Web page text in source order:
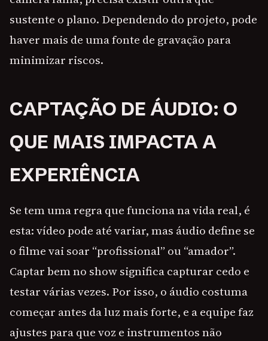
sustente o plano. Dependendo do projeto, pode
haver mais de uma fonte de gravação para
minimizar riscos.
CAPTAÇÃO DE ÁUDIO: O
QUE MAIS IMPACTA A
EXPERIÊNCIA
Se tem uma regra que funciona na vida real, é
esta: vídeo pode até variar, mas áudio define se
o filme vai soar “profissional” ou “amador”.
Captar bem no show significa capturar cedo e
testar várias vezes. Por isso, o áudio costuma
começar antes da luz mais forte, e a equipe faz
ajustes para que voz e instrumentos não